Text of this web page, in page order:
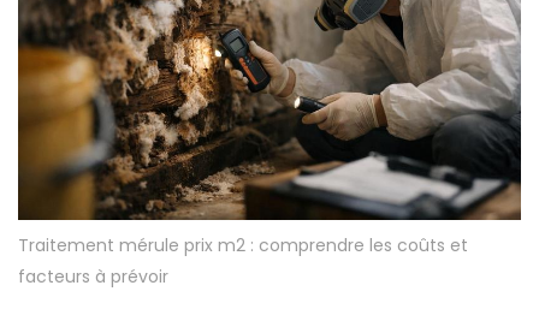
Traitement mérule prix m2 : comprendre les coûts et
facteurs à prévoir